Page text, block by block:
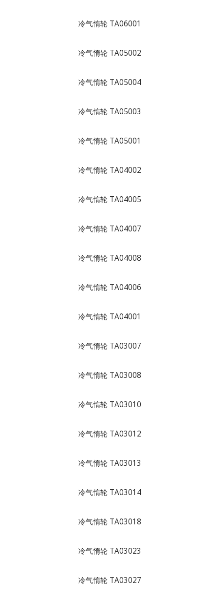
冷气惰轮 TA06001
冷气惰轮 TA05002
冷气惰轮 TA05004
冷气惰轮 TA05003
冷气惰轮 TA05001
冷气惰轮 TA04002
冷气惰轮 TA04005
冷气惰轮 TA04007
冷气惰轮 TA04008
冷气惰轮 TA04006
冷气惰轮 TA04001
冷气惰轮 TA03007
冷气惰轮 TA03008
冷气惰轮 TA03010
冷气惰轮 TA03012
冷气惰轮 TA03013
冷气惰轮 TA03014
冷气惰轮 TA03018
冷气惰轮 TA03023
冷气惰轮 TA03027